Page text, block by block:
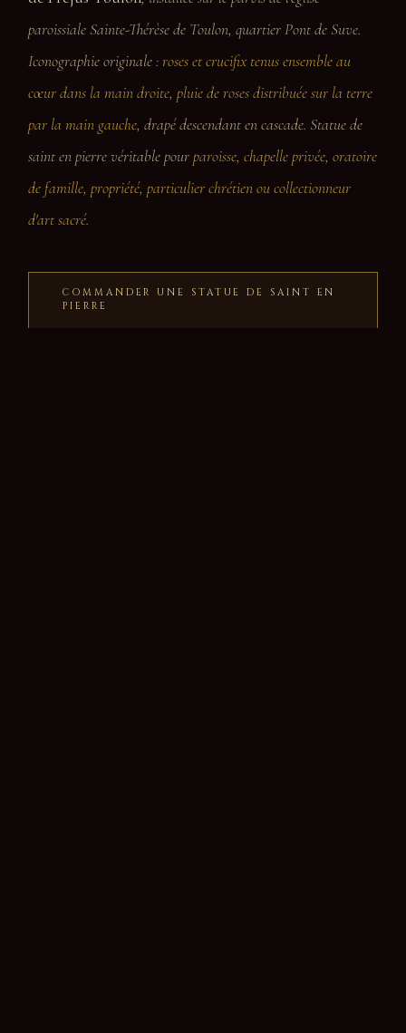
paroissiale Sainte-Thérèse de Toulon, quartier Pont de Suve.
Iconographie originale :roses et crucifix tenus ensemble au
cœur dans la main droite,pluie de roses distribuée sur la terre
par la main gauche, drapé descendant en cascade. Statue de
saint en pierre véritable pourparoisse, chapelle privée, oratoire
de famille, propriété, particulier chrétien ou collectionneur
d'art sacré.
COMMANDER UNE STATUE DE SAINT EN
PIERRE